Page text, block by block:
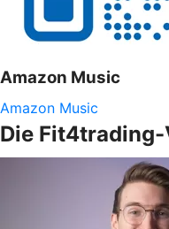
Amazon Music
Amazon Music
Die